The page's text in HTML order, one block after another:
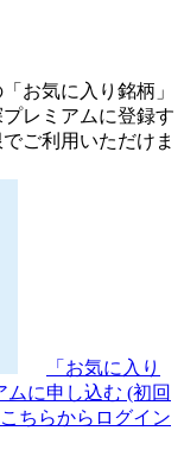
「お気に入り銘柄」
レミアムに登録す
ご利用いただけま
「お気に入り
ムに申し込む (初回
ちらからログイン